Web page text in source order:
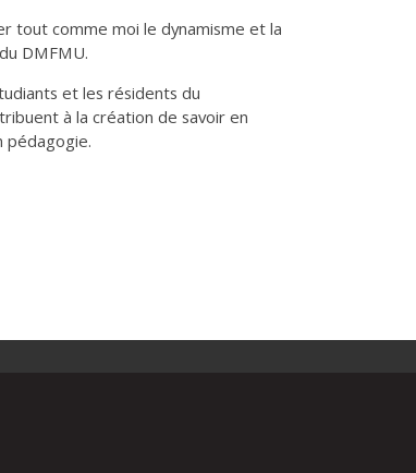
tout comme moi le dynamisme et la
DMFMU.
et les résidents du
à la création de savoir en
pédagogie.